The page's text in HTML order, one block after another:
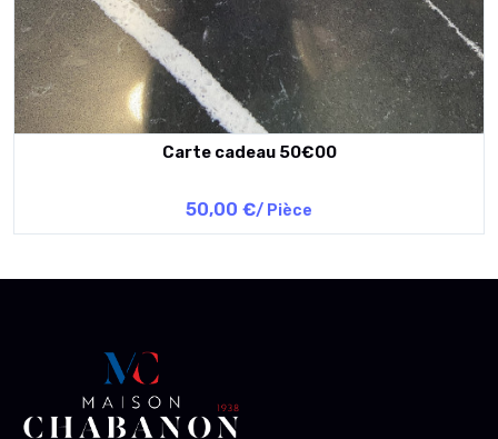
Carte cadeau 50€00
50,00 €/ Pièce